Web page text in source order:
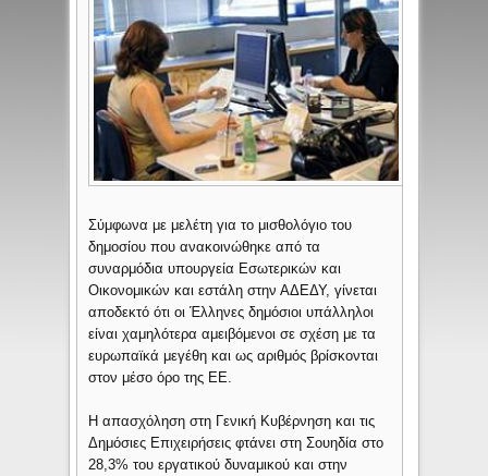
Σύμφωνα με μελέτη για το μισθολόγιο του
δημοσίου που ανακοινώθηκε από τα
συναρμόδια υπουργεία Εσωτερικών και
Οικονομικών και εστάλη στην ΑΔΕΔΥ, γίνεται
αποδεκτό ότι οι Έλληνες δημόσιοι υπάλληλοι
είναι χαμηλότερα αμειβόμενοι σε σχέση με τα
ευρωπαϊκά μεγέθη και ως αριθμός βρίσκονται
στον μέσο όρο της ΕΕ.
Η απασχόληση στη Γενική Κυβέρνηση και τις
Δημόσιες Επιχειρήσεις φτάνει στη Σουηδία στο
28,3% του εργατικού δυναμικού και στην